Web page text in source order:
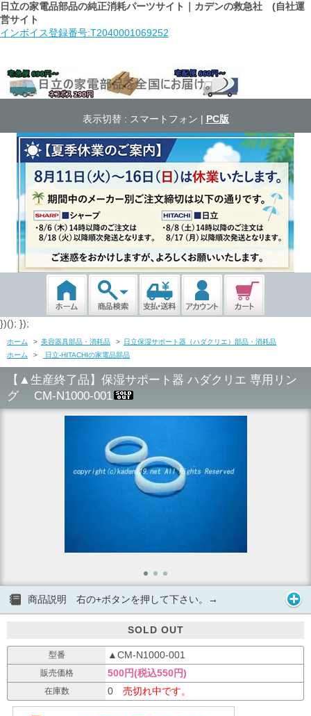
日立の家電品部品の純正消耗パーツサイト｜カデンの救急社 (自社運
営サイト
インボイス登録番号:T2040001069252
表示切替 : スマートフォン | PC版
})(); });
ホーム > 美容器具部品・消耗品 > 日立保湿サポート器（ハダクリエ）部品・消耗品
ホーム
> 日立-HITACHIの家電品部品
【▲生産終了品】保湿サポート器 ハダクリエ 専用リン
グ CM-N1000-001
商品説明 右の+ボタンを押して下さい。→
SOLD OUT
型番 ▲CM-N1000-001
販売価格 500円(税込550円)
在庫数 0 売切れ中です。